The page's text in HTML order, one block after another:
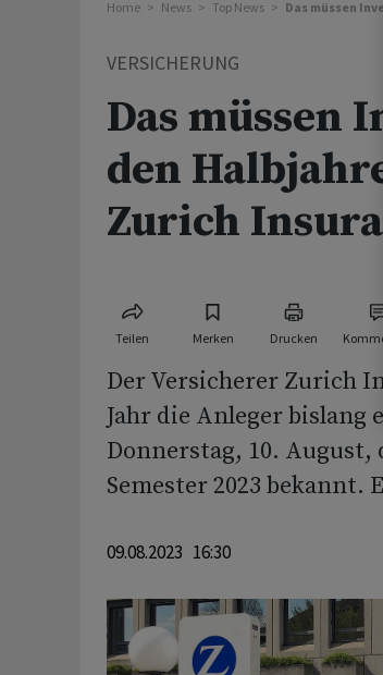
Home News Top News Das müssen
VERSICHERUNG
Das müssen
den
Zurich
Teilen Merken Drucken
Der Versicherer Zurich
Jahr die Anleger bislang
Donnerstag, 10. August,
Semester 2023 bekannt.
09.08.2023 16:30